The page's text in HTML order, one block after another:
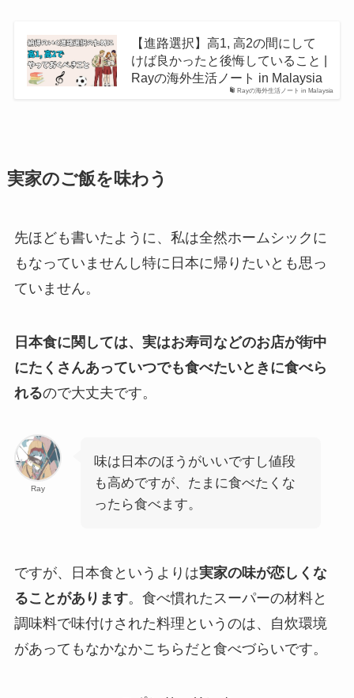
Rayの海外生活ノート in Malaysia
【進路選択】高1, 高2の間にして
けば良かったと後悔していること |
Rayの海外生活ノート in Malaysia
実家のご飯を味わう
先ほども書いたように、私は全然ホームシックに
もなっていませんし特に日本に帰りたいとも思っ
ていません。
日本食に関しては、実はお寿司などのお店が街中
にたくさんあっていつでも食べたいときに食べら
れるので大丈夫です。
Ray
味は日本のほうがいいですし値段
も高めですが、たまに食べたくな
ったら食べます。
ですが、日本食というよりは実家の味が恋しくな
ることがあります。食べ慣れたスーパーの材料と
調味料で味付けされた料理というのは、自炊環境
があってもなかなかこちらだと食べづらいです。